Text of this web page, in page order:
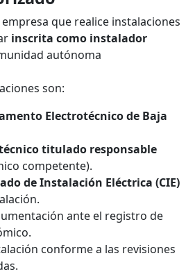
que realice instalaciones
inscrita como instalador
autónoma
son:
Electrotécnico de Baja
titulado responsable
competente).
de Instalación Eléctrica (CIE)
ante el registro de
conforme a las revisiones